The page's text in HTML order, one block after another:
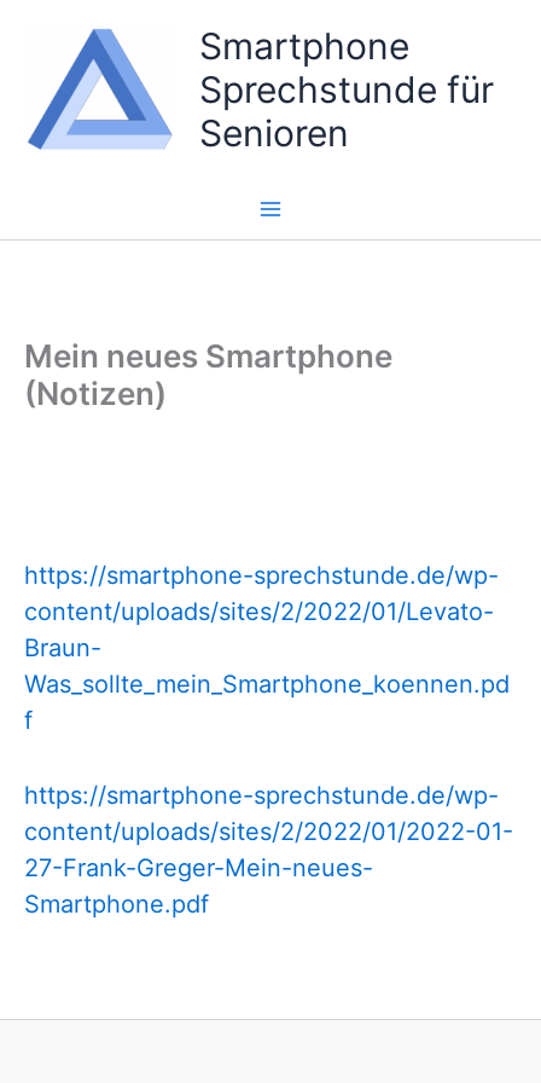
springen
Smartphone
Sprechstunde für
Senioren
Mein neues Smartphone
(Notizen)
https://smartphone-sprechstunde.de/wp-
content/uploads/sites/2/2022/01/Levato-
Braun-
Was_sollte_mein_Smartphone_koennen.pd
f
https://smartphone-sprechstunde.de/wp-
content/uploads/sites/2/2022/01/2022-01-
27-Frank-Greger-Mein-neues-
Smartphone.pdf